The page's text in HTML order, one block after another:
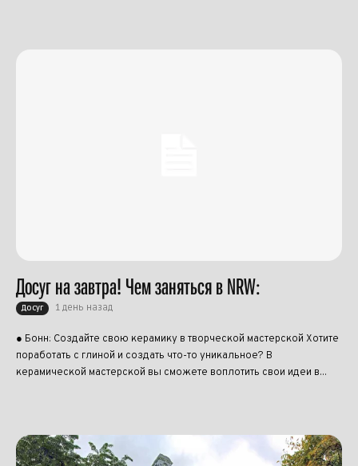
Досуг на завтра! Чем заняться в NRW:
Досуг 1 день назад
● Бонн: Создайте свою керамику в творческой мастерской Хотите
поработать с глиной и создать что-то уникальное? В
керамической мастерской вы сможете воплотить свои идеи в...